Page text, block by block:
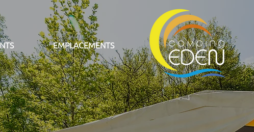
EMPLACEMENTS